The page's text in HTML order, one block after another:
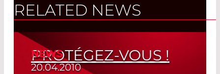
RELATED NEWS
NEWS
20.04.2010
PROTÉGEZ-VOUS !